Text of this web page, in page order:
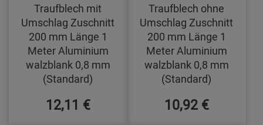
Traufblech mit
Umschlag Zuschnitt
200 mm Länge 1
Meter Aluminium
walzblank 0,8 mm
(Standard)
12,11 €
Traufblech ohne
Umschlag Zuschnitt
200 mm Länge 1
Meter Aluminium
walzblank 0,8 mm
(Standard)
10,92 €